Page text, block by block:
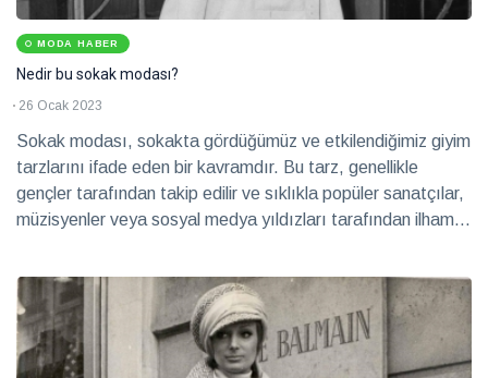
MODA HABER
Nedir bu sokak modası?
26 Ocak 2023
Sokak modası, sokakta gördüğümüz ve etkilendiğimiz giyim
tarzlarını ifade eden bir kavramdır. Bu tarz, genellikle
gençler tarafından takip edilir ve sıklıkla popüler sanatçılar,
müzisyenler veya sosyal medya yıldızları tarafından ilham